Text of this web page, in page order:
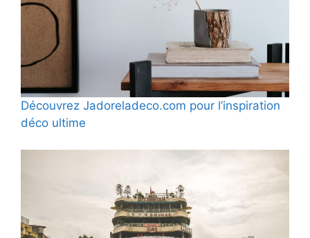
Découvrez Jadoreladeco.com pour l’inspiration
déco ultime